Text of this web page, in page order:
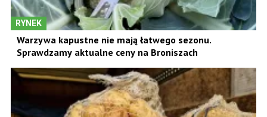
RYNEK
Warzywa kapustne nie mają łatwego sezonu.
Sprawdzamy aktualne ceny na Broniszach